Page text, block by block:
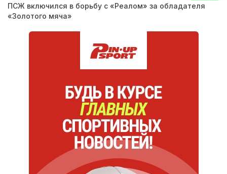
ПСЖ включился в борьбу с «Реалом» за обладателя
«Золотого мяча»